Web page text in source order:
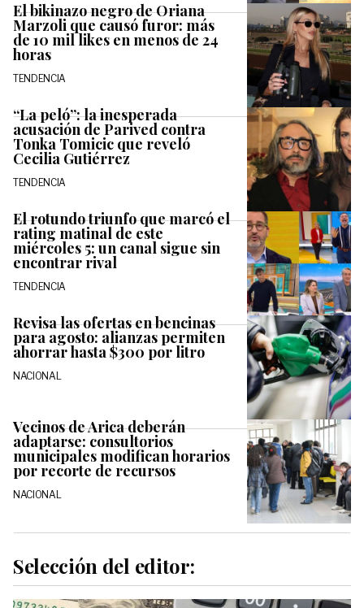
El bikinazo negro de Oriana
Marzoli que causó furor: más
de 10 mil likes en menos de 24
horas
TENDENCIA
“La peló”: la inesperada
acusación de Parived contra
Tonka Tomicic que reveló
Cecilia Gutiérrez
TENDENCIA
El rotundo triunfo que marcó el
rating matinal de este
miércoles 5: un canal sigue sin
encontrar rival
TENDENCIA
Revisa las ofertas en bencinas
para agosto: alianzas permiten
ahorrar hasta $300 por litro
NACIONAL
Vecinos de Arica deberán
adaptarse: consultorios
municipales modifican horarios
por recorte de recursos
NACIONAL
Selección del editor: